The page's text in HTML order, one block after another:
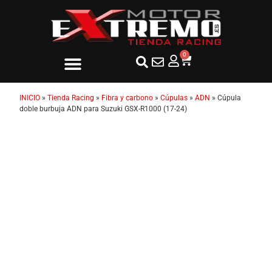
0
INICIO » Tienda Racing » Fibra y carbono » Cúpulas » ADN » Cúpula
doble burbuja ADN para Suzuki GSX-R1000 (17-24)